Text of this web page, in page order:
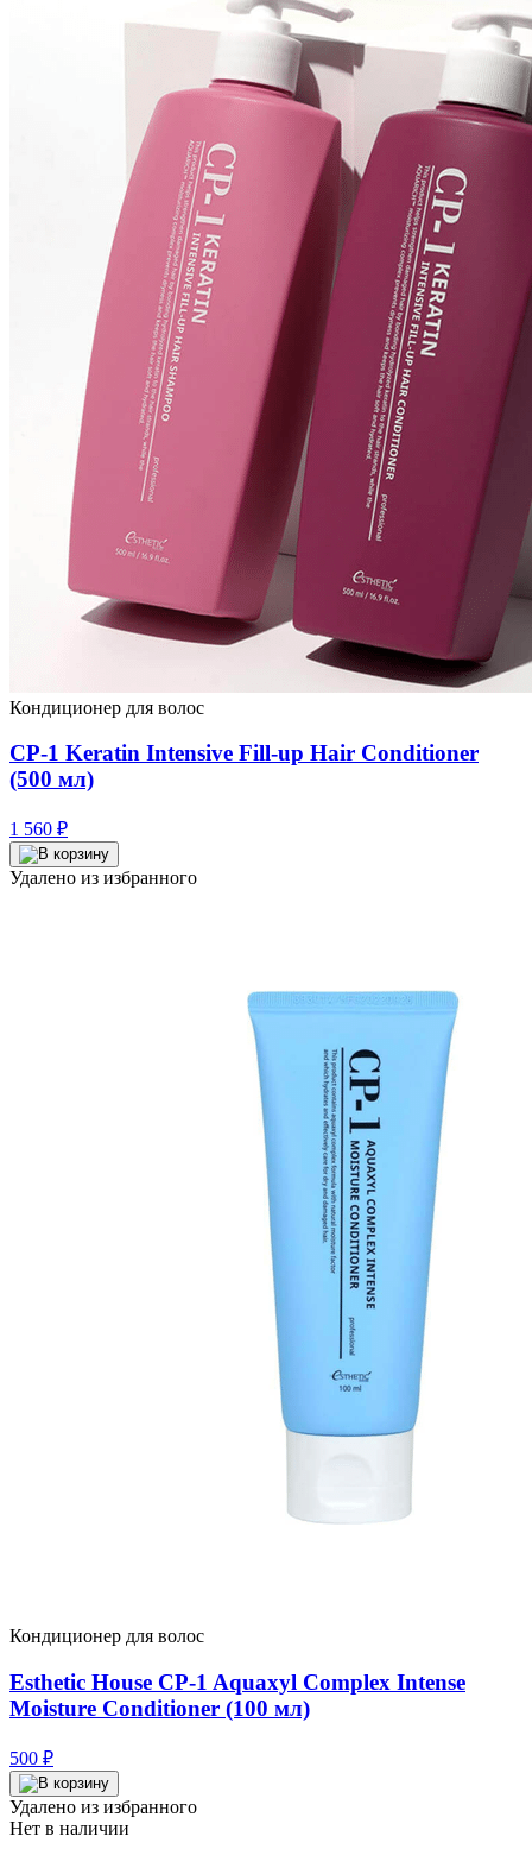
Кондиционер для волос
CP-1 Keratin Intensive Fill-up Hair Conditioner
(500 мл)
1 560 ₽
Удалено из избранного
Кондиционер для волос
Esthetic House CP-1 Aquaxyl Complex Intense
Moisture Conditioner (100 мл)
500 ₽
Удалено из избранного
Нет в наличии